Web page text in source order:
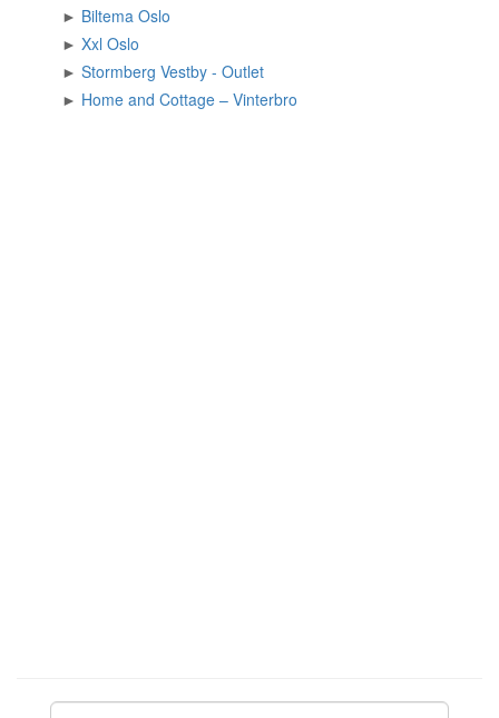
►
Biltema Oslo
►
Xxl Oslo
►
Stormberg Vestby - Outlet
►
Home and Cottage – Vinterbro